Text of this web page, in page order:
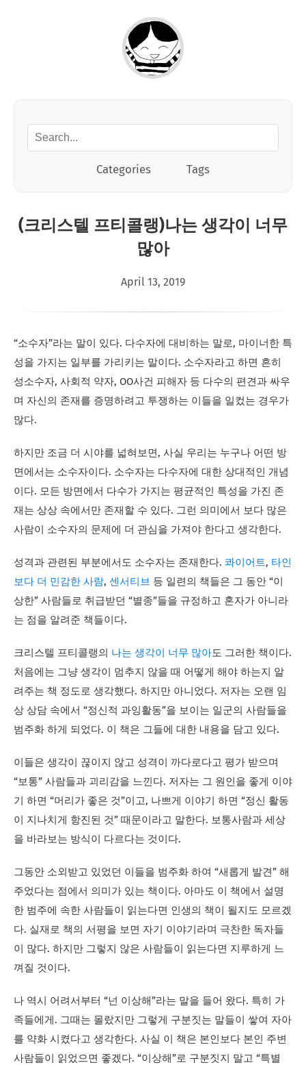
Categories Tags
(크리스텔 프티콜랭)나는 생각이 너무
많아
April 13, 2019
“소수자”라는 말이 있다. 다수자에 대비하는 말로, 마이너한 특
성을 가지는 일부를 가리키는 말이다. 소수자라고 하면 흔히
성소수자, 사회적 약자, OO사건 피해자 등 다수의 편견과 싸우
며 자신의 존재를 증명하려고 투쟁하는 이들을 일컸는 경우가
많다.
하지만 조금 더 시야를 넓혀보면, 사실 우리는 누구나 어떤 방
면에서는 소수자이다. 소수자는 다수자에 대한 상대적인 개념
이다. 모든 방면에서 다수가 가지는 평균적인 특성을 가진 존
재는 상상 속에서만 존재할 수 있다. 그런 의미에서 보다 많은
사람이 소수자의 문제에 더 관심을 가져야 한다고 생각한다.
성격과 관련된 부분에서도 소수자는 존재한다. 콰이어트, 타인
보다 더 민감한 사람, 센서티브 등 일련의 책들은 그 동안 “이
상한” 사람들로 취급받던 “별종”들을 규정하고 혼자가 아니라
는 점을 알려준 책들이다.
크리스텔 프티콜랭의 나는 생각이 너무 많아도 그러한 책이다.
처음에는 그냥 생각이 멈추지 않을 때 어떻게 해야 하는지 알
려주는 책 정도로 생각했다. 하지만 아니었다. 저자는 오랜 임
상 상담 속에서 “정신적 과잉활동”을 보이는 일군의 사람들을
범주화 하게 되었다. 이 책은 그들에 대한 내용을 담고 있다.
이들은 생각이 끊이지 않고 성격이 까다로다고 평가 받으며
“보통” 사람들과 괴리감을 느낀다. 저자는 그 원인을 좋게 이야
기 하면 “머리가 좋은 것”이고, 나쁘게 이야기 하면 “정신 활동
이 지나치게 항진된 것” 때문이라고 말한다. 보통사람과 세상
을 바라보는 방식이 다르다는 것이다.
그동안 소외받고 있었던 이들을 범주화 하여 “새롭게 발견” 해
주었다는 점에서 의미가 있는 책이다. 아마도 이 책에서 설명
한 범주에 속한 사람들이 읽는다면 인생의 책이 될지도 모르겠
다. 실재로 책의 서평을 보면 자기 이야기라며 극찬한 독자들
이 많다. 하지만 그렇지 않은 사람들이 읽는다면 지루하게 느
껴질 것이다.
나 역시 어려서부터 “넌 이상해”라는 말을 들어 왔다. 특히 가
족들에게. 그때는 몰랐지만 그렇게 구분짓는 말들이 쌓여 자아
를 약화 시켰다고 생각한다. 사실 이 책은 본인보다 본인 주변
사람들이 읽었으면 좋겠다. “이상해”로 구분짓지 말고 “특별